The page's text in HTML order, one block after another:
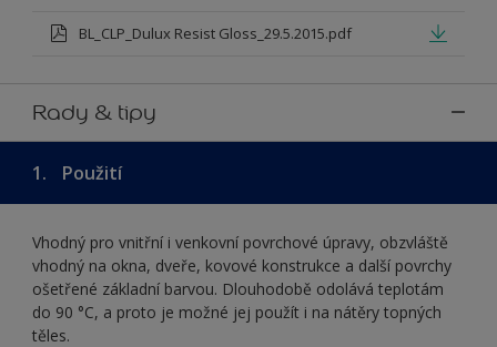
BL_CLP_Dulux Resist Gloss_29.5.2015.pdf
Rady & tipy
1. Použití
Vhodný pro vnitřní i venkovní povrchové úpravy, obzvláště
vhodný na okna, dveře, kovové konstrukce a další povrchy
ošetřené základní barvou. Dlouhodobě odolává teplotám
do 90 °C, a proto je možné jej použít i na nátěry topných
těles.